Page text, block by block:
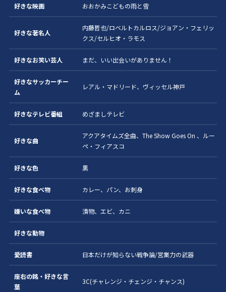
好きな映画 おおかみこどもの雨と雪
好きな著名人
内藤哲也/ロベルトカルロス/ジョアン・フェリッ
クス/セルヒオ・ラモス
好きなお笑い芸人 まだ、いい出会いがありません！
好きなサッカーチー
ム
レアル・マドリード、ヴィッセル神戸
好きなテレビ番組 めざましテレビ
好きな曲
アクアタイムズ全曲、The Show Goes On 、ルー
ペ・フィアスコ
好きな色 黒
好きな食べ物 カレー、パン、お刺身
嫌いな食べ物 漬物、エビ、カニ
好きな動物
愛読書 日本だけが知らない戦争論/営業力の武器
座右の銘・好きな言
葉
3C(チャレンジ・チェンジ・チャンス)